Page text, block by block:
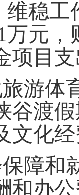
维稳
万元，
项目
游体
谷渡
文化
障和
和办